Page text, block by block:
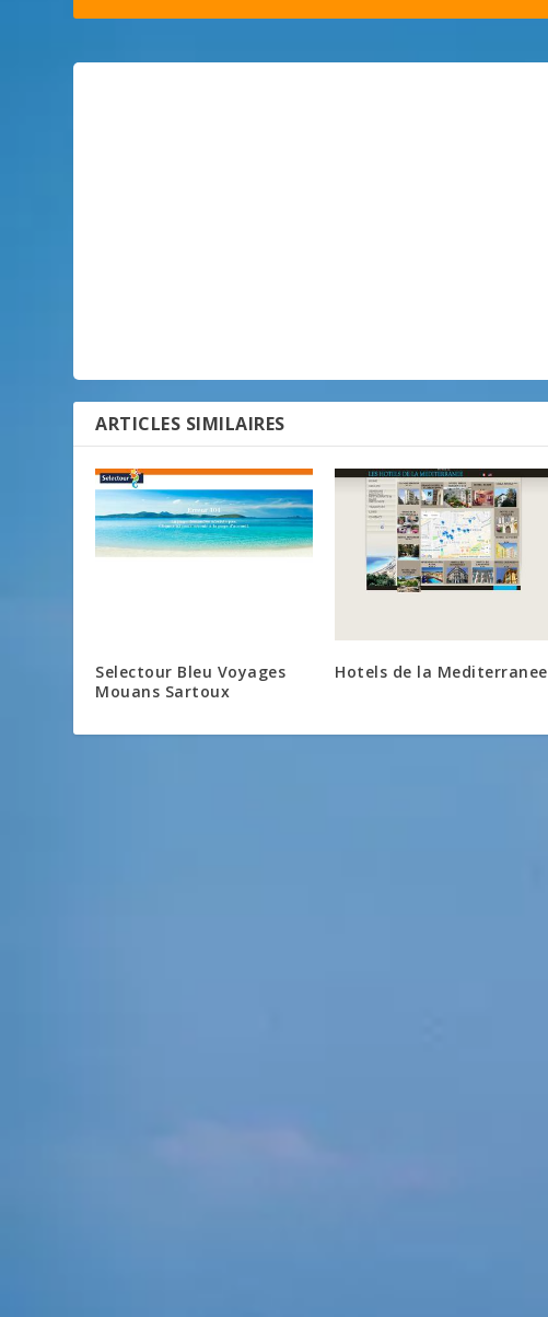
ARTICLES SIMILAIRES
Selectour Bleu Voyages
Mouans Sartoux
Hotels de la Mediterranee